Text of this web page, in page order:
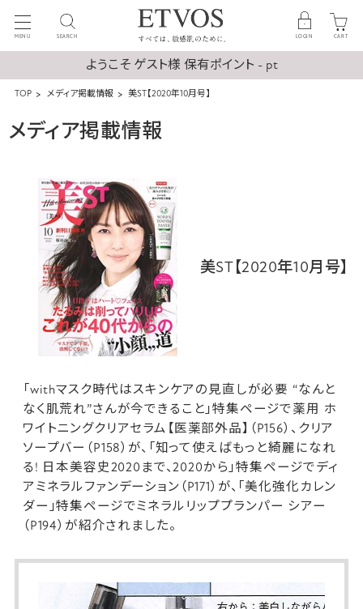
MENU SEARCH LOGIN CART
ようこそ ゲスト様 保有ポイント - pt
TOP メディア掲載情報 美ST【2020年10月号】
メディア掲載情報
美ST【2020年10月号】
「withマスク時代はスキンケアの見直しが必要 “なんと
なく肌荒れ”さんが今できること」特集ページで薬用 ホ
ワイトニングクリアセラム【医薬部外品】 （P156）、 クリア
ソープバー （P158）が、「知って使えばもっと綺麗になれ
る! 日本美容史2020まで、2020から」特集ページでディ
アミネラルファンデーション （P171）が、「美化強化カレン
ダー」特集ページでミネラルリッププランパー シアー
（P194）が紹介されました。